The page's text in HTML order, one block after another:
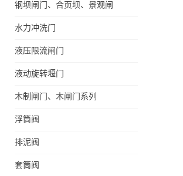
钢坝闸门、合页坝、景观闸
门
水力冲洗门
液压限流闸门
液动旋转堰门
木制闸门、木闸门系列
浮筒阀
排泥阀
套筒阀